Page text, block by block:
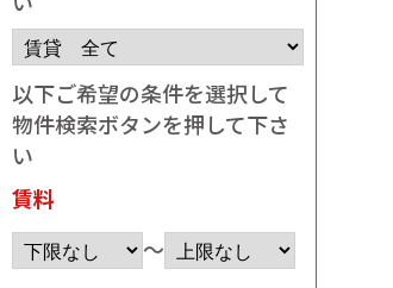
以下ご希望の条件を選択して
物件検索ボタンを押して下さ
い
賃料
～